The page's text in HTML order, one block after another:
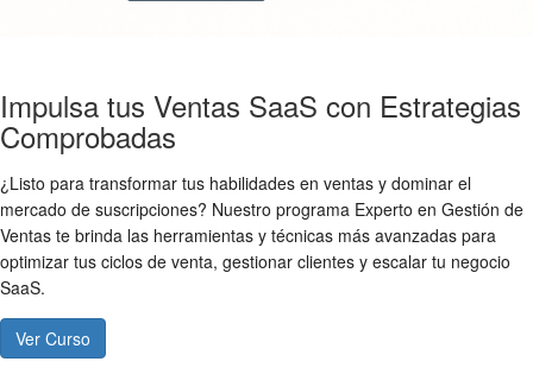
Impulsa tus Ventas SaaS con Estrategias
Comprobadas
¿Listo para transformar tus habilidades en ventas y dominar el
mercado de suscripciones? Nuestro programa Experto en Gestión de
Ventas te brinda las herramientas y técnicas más avanzadas para
optimizar tus ciclos de venta, gestionar clientes y escalar tu negocio
SaaS.
Ver Curso